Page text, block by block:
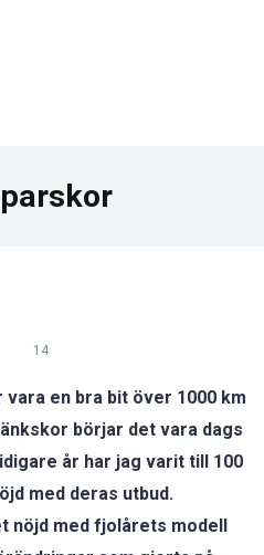
14
en bra bit över 1000 km
börjar det vara dags
år har jag varit till 100
med deras utbud.
nöjd med fjolårets modell